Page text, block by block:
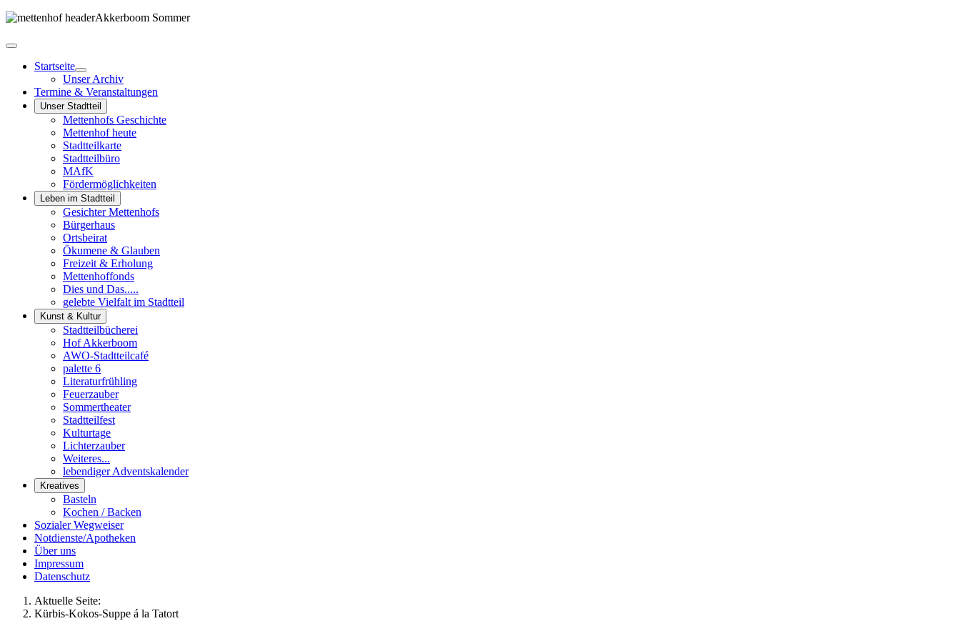
Startseite
Unser Archiv
Termine & Veranstaltungen
Unser Stadtteil
Mettenhofs Geschichte
Mettenhof heute
Stadtteilkarte
Stadtteilbüro
MAfK
Fördermöglichkeiten
Leben im Stadtteil
Gesichter Mettenhofs
Bürgerhaus
Ortsbeirat
Ökumene & Glauben
Freizeit & Erholung
Mettenhoffonds
Dies und Das.....
gelebte Vielfalt im Stadtteil
Kunst & Kultur
Stadtteilbücherei
Hof Akkerboom
AWO-Stadtteilcafé
palette 6
Literaturfrühling
Feuerzauber
Sommertheater
Stadtteilfest
Kulturtage
Lichterzauber
Weiteres...
lebendiger Adventskalender
Kreatives
Basteln
Kochen / Backen
Sozialer Wegweiser
Notdienste/Apotheken
Über uns
Impressum
Datenschutz
Aktuelle Seite:
Kürbis-Kokos-Suppe á la Tatort